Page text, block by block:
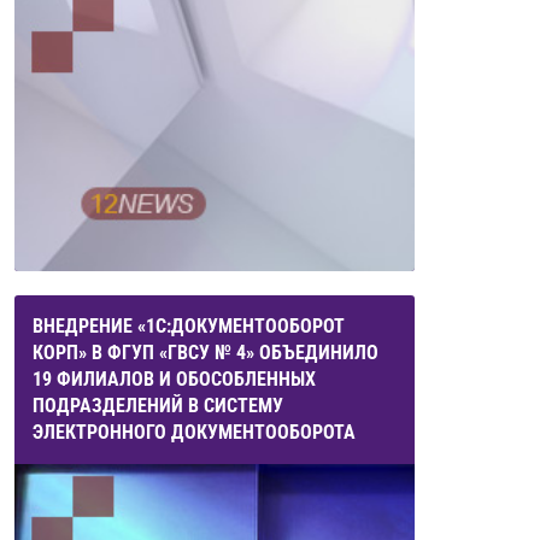
ВНЕДРЕНИЕ «1С:ДОКУМЕНТООБОРОТ
КОРП» В ФГУП «ГВСУ № 4» ОБЪЕДИНИЛО
19 ФИЛИАЛОВ И ОБОСОБЛЕННЫХ
ПОДРАЗДЕЛЕНИЙ В СИСТЕМУ
ЭЛЕКТРОННОГО ДОКУМЕНТООБОРОТА